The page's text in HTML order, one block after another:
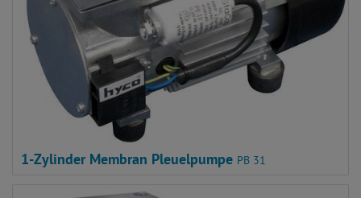
1-Zylinder Membran Pleuelpumpe PB 31